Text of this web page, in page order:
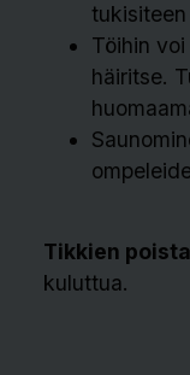
Töihin
häiritse.
Tikkien
kuluttua.